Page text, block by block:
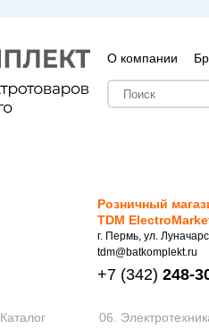
О компании
Розничный
TDM
г. Пермь, ул.
tdm@batkomplekt.ru
+7 (342) 248-
Каталог 06.